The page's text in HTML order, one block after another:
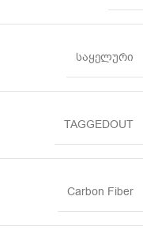
საყელური
TAGGEDOUT
Carbon Fiber